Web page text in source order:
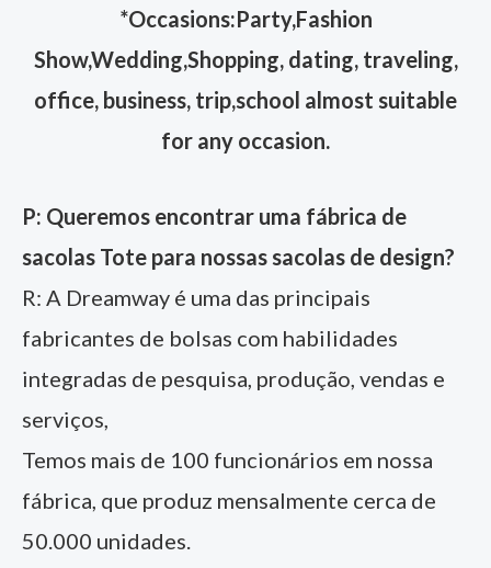
*Occasions:Party,Fashion
Show,Wedding,Shopping, dating, traveling,
office, business, trip,school almost suitable
for any occasion.
P: Queremos encontrar uma fábrica de
sacolas Tote para nossas sacolas de design?
R: A Dreamway é uma das principais
fabricantes de bolsas com habilidades
integradas de pesquisa, produção, vendas e
serviços,
Temos mais de 100 funcionários em nossa
fábrica, que produz mensalmente cerca de
50.000 unidades.